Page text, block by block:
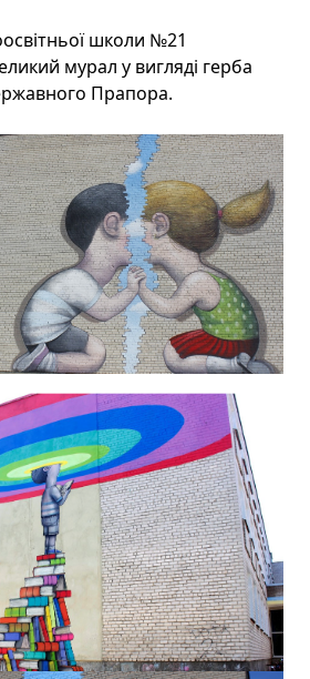
школи №21
мурал у вигляді герба
Прапора.